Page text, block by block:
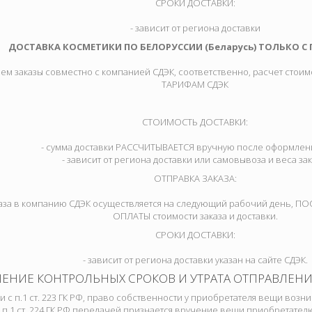
СРОКИ ДОСТАВКИ:
- зависит от региона доставки
ДОСТАВКА КОСМЕТИКИ ПО БЕЛОРУССИИ (Беларусь) ТОЛЬКО
заказы совместно с компанией СДЭК, соответственно, расчет
ТАРИФАМ СДЭК
СТОИМОСТЬ ДОСТАВКИ:
- сумма доставки РАССЧИТЫВАЕТСЯ вручную после
- зависит от региона доставки или самовывоза и веса
ОТПРАВКА ЗАКАЗА:
в компанию СДЭК осуществляется на следующий рабочий день,
ОПЛАТЫ стоимости заказа и доставки.
СРОКИ ДОСТАВКИ:
- зависит от региона доставки указан на сайте СДЭК.
КОНТРОЛЬНЫХ СРОКОВ И УТРАТА ОТПРАВЛЕНИЯ
с п.1 ст. 223 ГК РФ, право собственности у приобретателя вещи